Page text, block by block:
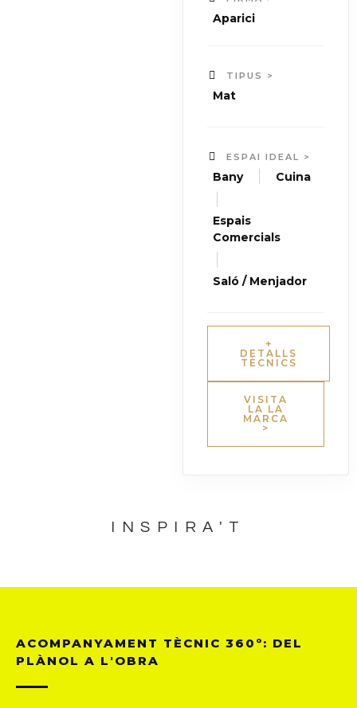
Aparici
TIPUS >
Mat
ESPAI IDEAL >
Bany Cuina
Espais
Comercials
Saló / Menjador
+
DETALLS
TÈCNICS
VISITA
LA LA
MARCA
>
INSPIRA'T
ACOMPANYAMENT TÈCNIC 360º: DEL
PLÀNOL A L'OBRA